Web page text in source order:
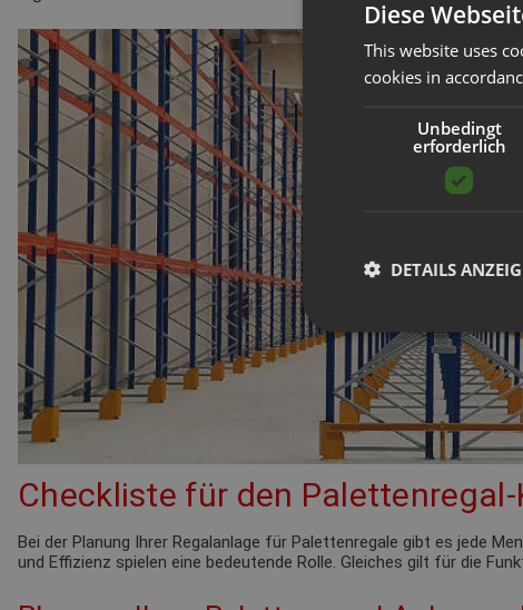
Checkliste für den
Bei der Planung Ihrer Regalanlage für Palettenregale gibt es jede
und Effizienz spielen eine bedeutende Rolle. Gleiches gilt für die
Diese
This website uses
cookies in
Unbedingt
erforderlich
DETAILS